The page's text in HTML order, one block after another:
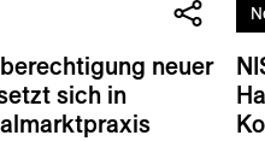
neuer
sich in